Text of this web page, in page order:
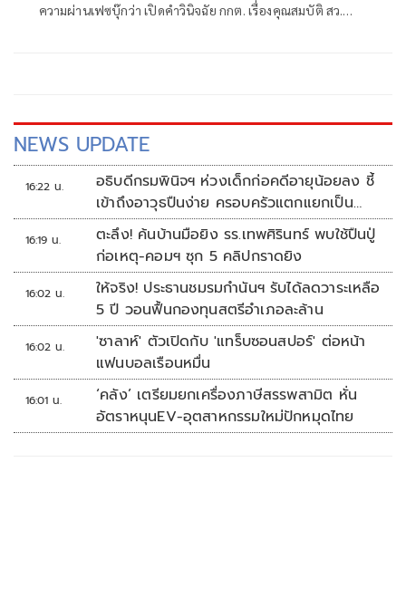
ความผ่านเฟซบุ๊กว่า เปิดคำวินิจฉัย กกต. เรื่องคุณสมบัติ สว.
NEWS UPDATE
16:22 น.
อธิบดีกรมพินิจฯ ห่วงเด็กก่อคดีอายุน้อยลง ชี้
เข้าถึงอาวุธปืนง่าย ครอบครัวแตกแยกเป็น
ชนวนสำคัญ
16:19 น.
ตะลึง! ค้นบ้านมือยิง รร.เทพศิรินทร์ พบใช้ปืนปู่
ก่อเหตุ-คอมฯ ซุก 5 คลิปกราดยิง
16:02 น.
ให้จริง! ประธานชมรมกำนันฯ รับได้ลดวาระเหลือ
5 ปี วอนฟื้นกองทุนสตรีอำเภอละล้าน
16:02 น.
'ซาลาห์' ตัวเปิดกับ 'แทร็บซอนสปอร์' ต่อหน้า
แฟนบอลเรือนหมื่น
16:01 น.
‘คลัง’ เตรียมยกเครื่องภาษีสรรพสามิต หั่น
อัตราหนุนEV-อุตสาหกรรมใหม่ปักหมุดไทย